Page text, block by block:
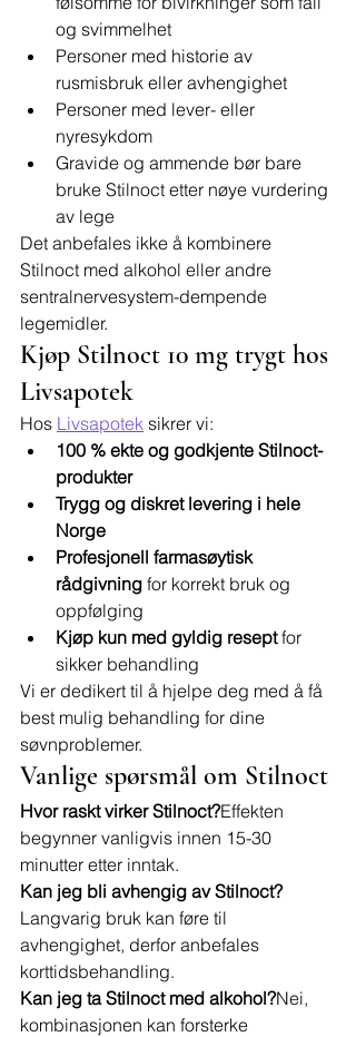
og svimmelhet
Personer med historie av
rusmisbruk eller avhengighet
Personer med lever- eller
nyresykdom
Gravide og ammende bør bare
bruke Stilnoct etter nøye vurdering
av lege
Det anbefales ikke å kombinere
Stilnoct med alkohol eller andre
sentralnervesystem-dempende
legemidler.
Kjøp Stilnoct 10 mg trygt hos
Livsapotek
Hos Livsapotek sikrer vi:
100 % ekte og godkjente Stilnoct-
produkter
Trygg og diskret levering i hele
Norge
Profesjonell farmasøytisk
rådgivning for korrekt bruk og
oppfølging
Kjøp kun med gyldig resept for
sikker behandling
Vi er dedikert til å hjelpe deg med å få
best mulig behandling for dine
søvnproblemer.
Vanlige spørsmål om Stilnoct
Hvor raskt virker Stilnoct?Effekten
begynner vanligvis innen 15-30
minutter etter inntak.
Kan jeg bli avhengig av Stilnoct?
Langvarig bruk kan føre til
avhengighet, derfor anbefales
korttidsbehandling.
Kan jeg ta Stilnoct med alkohol?Nei,
kombinasjonen kan forsterke